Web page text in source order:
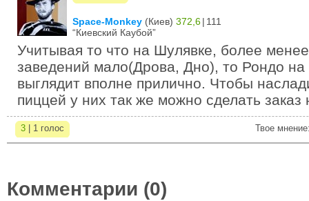
Space-Monkey (Киев) 372,6| 111
“Киевский Каубой”
Учитывая то что на Шулявке, более
заведений мало(Дрова, Дно), то Рондо
выглядит вполне прилично. Чтобы
пиццей у них так же можно сделать заказ
3 | 1 голос Твое
Комментарии (0)